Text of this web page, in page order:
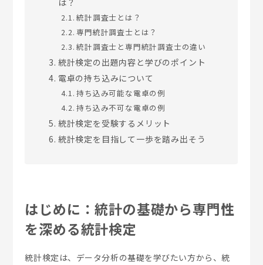
統計調査士とは？
専門統計調査士とは？
統計調査士と専門統計調査士の違い
統計検定の出題内容と学びのポイント
電卓の持ち込みについて
持ち込み可能な電卓の例
持ち込み不可な電卓の例
統計検定を受験するメリット
統計検定を目指して一歩を踏み出そう
はじめに：統計の基礎から専門性
を深める統計検定
統計検定は、データ分析の基礎を学びたい方から、統